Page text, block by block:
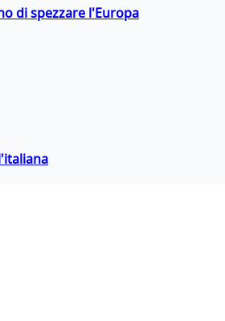
di spezzare l'Europa